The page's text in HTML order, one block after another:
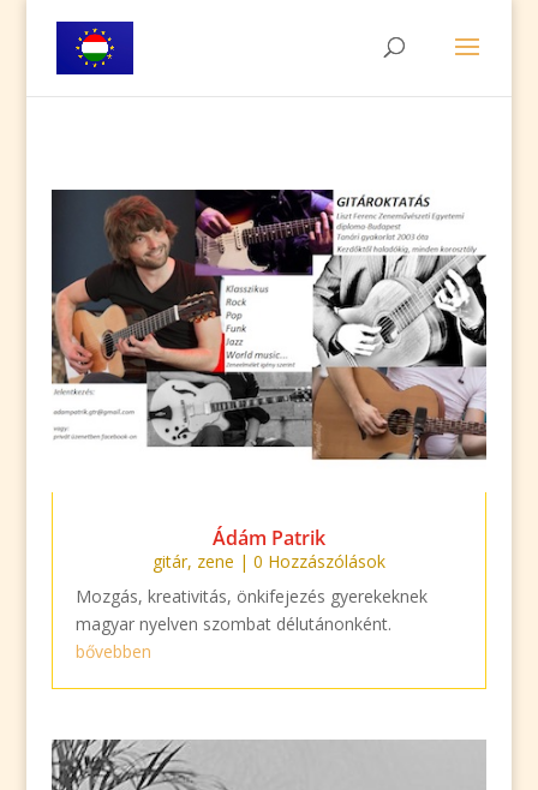
Ádám Patrik
gitár, zene | 0 Hozzászólások
Mozgás, kreativitás, önkifejezés gyerekeknek
magyar nyelven szombat délutánonként.
bővebben